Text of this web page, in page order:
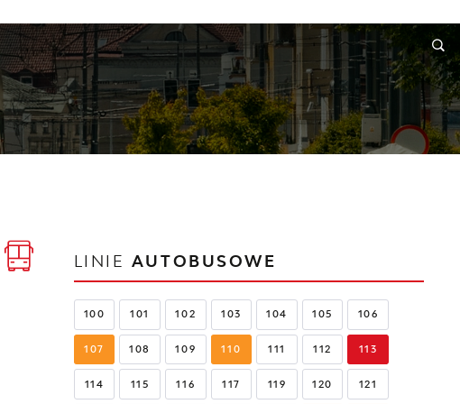
INFORMACJE WNIOSKI I REKLAMACJE KONTAKT
LINIE AUTOBUSOWE
100 101 102 103 104 105 106
107 108 109 110 111 112 113
114 115 116 117 119 120 121